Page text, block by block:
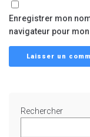
Enregistrer mon
navigateur pour
Rechercher